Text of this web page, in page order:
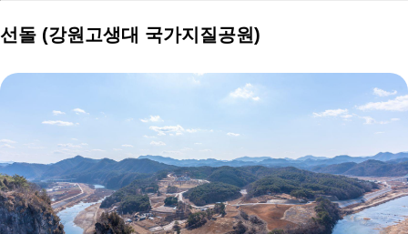
선돌 (강원고생대 국가지질공원)